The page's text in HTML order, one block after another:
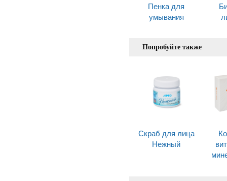
Пенка для
умывания
Попробуйте также
Скраб для лица
Нежный